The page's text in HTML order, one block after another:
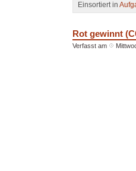
Einsortiert in
Rot gewinnt
Verfasst am